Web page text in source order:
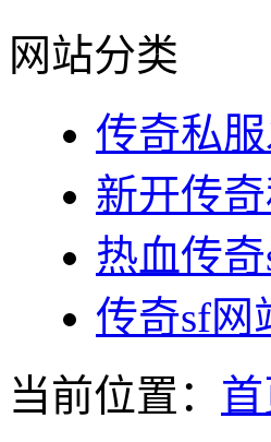
网站分类
传奇私
新开传
热血传
传奇sf网
当前位置：